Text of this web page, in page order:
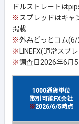
ドルストレートは
※ スプレッドはキャ
掲載
※外為どっとコム
※
LINEFX(通常スプ
※調査日2026年6月5
1000通貨単位
取引可能FX会社
※2026/6/5時点